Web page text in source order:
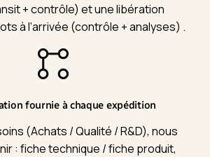
+ contrôle) et une libération
à l’arrivée (contrôle + analyses) .
fournie à chaque expédition
(Achats / Qualité / R&D), nous
: fiche technique / fiche produit,